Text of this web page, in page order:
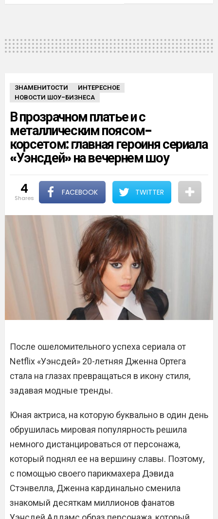
ЗНАМЕНИТОСТИ
ИНТЕРЕСНОЕ
НОВОСТИ ШОУ-БИЗНЕСА
В прозрачном платье и с
металлическим поясом-
корсетом: главная героиня сериала
«Уэнсдей» на вечернем шоу
4
shares
FACEBOOK TWITTER
После ошеломительного успеха сериала от
Netflix «Уэнсдей» 20-летняя Дженна Ортега
стала на глазах превращаться в икону стиля,
задавая модные тренды.
Юная актриса, на которую буквально в один день
обрушилась мировая популярность решила
немного дистанцироваться от персонажа,
который поднял ее на вершину славы. Поэтому,
с помощью своего парикмахера Дэвида
Стэнвелла, Дженна кардинально сменила
знакомый десяткам миллионов фанатов